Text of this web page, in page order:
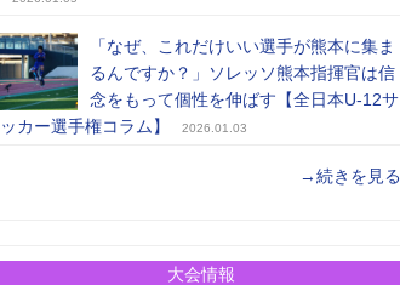
「なぜ、これだけいい選手が熊本に集ま
るんですか？」ソレッソ熊本指揮官は信
念をもって個性を伸ばす【全日本U-12サ
ッカー選手権コラム】
2026.01.03
→続きを見る
大会情報